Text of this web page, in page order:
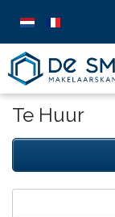
Te Huur